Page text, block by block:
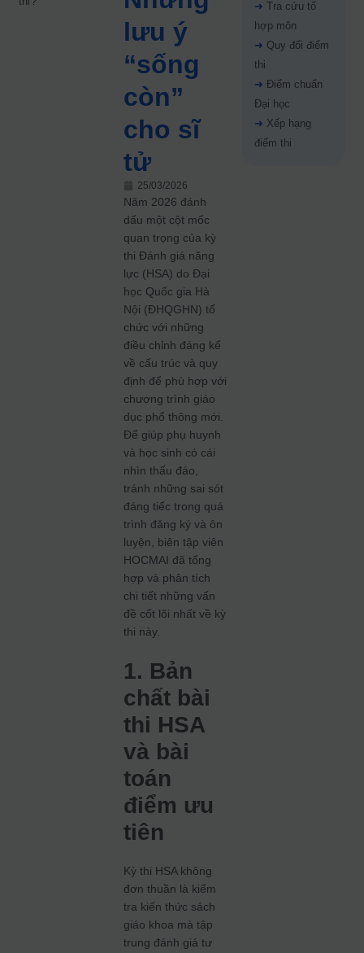
lưu ý
“sống
còn”
cho sĩ
tử
25/03/2026
Năm 2026 đánh
dấu một cột mốc
quan trọng của kỳ
thi Đánh giá năng
lực (HSA) do Đại
học Quốc gia Hà
Nội (ĐHQGHN) tổ
chức với những
điều chỉnh đáng kể
về cấu trúc và quy
định để phù hợp với
chương trình giáo
dục phổ thông mới.
Để giúp phụ huynh
và học sinh có cái
nhìn thấu đáo,
tránh những sai sót
đáng tiếc trong quá
trình đăng ký và ôn
luyện, biên tập viên
HOCMAI đã tổng
hợp và phân tích
chi tiết những vấn
đề cốt lõi nhất về kỳ
thi này.
1. Bản
chất bài
thi HSA
và bài
toán
điểm ưu
tiên
Kỳ thi HSA không
đơn thuần là kiểm
tra kiến thức sách
giáo khoa mà tập
trung đánh giá tư
➜ Tra cứu tổ
hợp môn
➜ Quy đổi điểm
thi
➜ Điểm chuẩn
Đại học
➜ Xếp hạng
điểm thi